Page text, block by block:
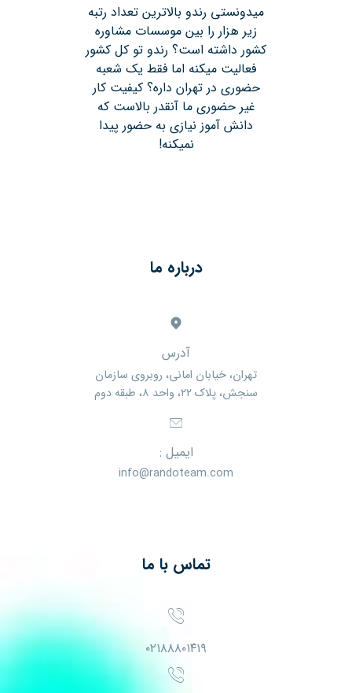
میدونستی رندو بالاترین تعداد رتبه
زیر هزار را بین موسسات مشاوره
کشور داشته است؟ رندو تو کل کشور
فعالیت میکنه اما فقط یک شعبه
حضوری در تهران داره؟ کیفیت کار
غیر حضوری ما آنقدر بالاست که
دانش آموز نیازی به حضور پیدا
نمیکنه!
درباره ما
آدرس
تهران، خیابان امانی، روبروی سازمان
سنجش، پلاک ۲۲، واحد ۸، طبقه دوم
ایمیل :
info@randoteam.com
تماس با ما
۰۲۱۸۸۸۰۱۴۱۹